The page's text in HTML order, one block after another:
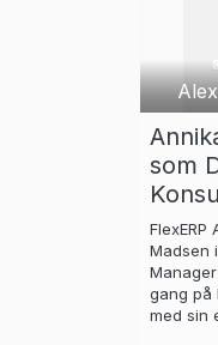
som
Madsen
gang på
med sin